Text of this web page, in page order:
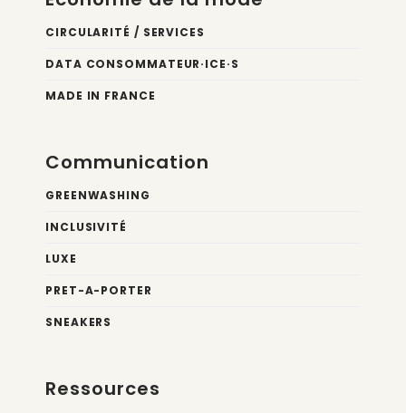
CIRCULARITÉ / SERVICES
DATA CONSOMMATEUR·ICE·S
MADE IN FRANCE
Communication
GREENWASHING
INCLUSIVITÉ
LUXE
PRET-A-PORTER
SNEAKERS
Ressources